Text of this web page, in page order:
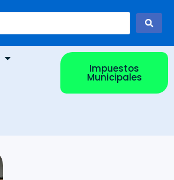
Impuestos
Municipales